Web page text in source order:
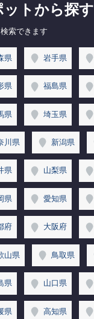
トから探す
索できます
県 岩手県
県 福島県
県 埼玉県
川県 新潟県
県 山梨県
県 愛知県
府 大阪府
山県 鳥取県
県 山口県
県 高知県